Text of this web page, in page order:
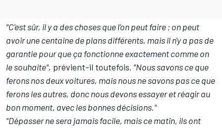
"C'est sûr, il y a des choses que l'on peut faire ; on peut
avoir une centaine de plans différents, mais il n'y a pas de
garantie pour que ça fonctionne exactement comme on
le souhaite", prévient-il toutefois. "Nous savons ce que
ferons nos deux voitures, mais nous ne savons pas ce que
ferons les autres, donc nous devons essayer et réagir au
bon moment, avec les bonnes décisions."
"Dépasser ne sera jamais facile, mais ce matin, ils ont